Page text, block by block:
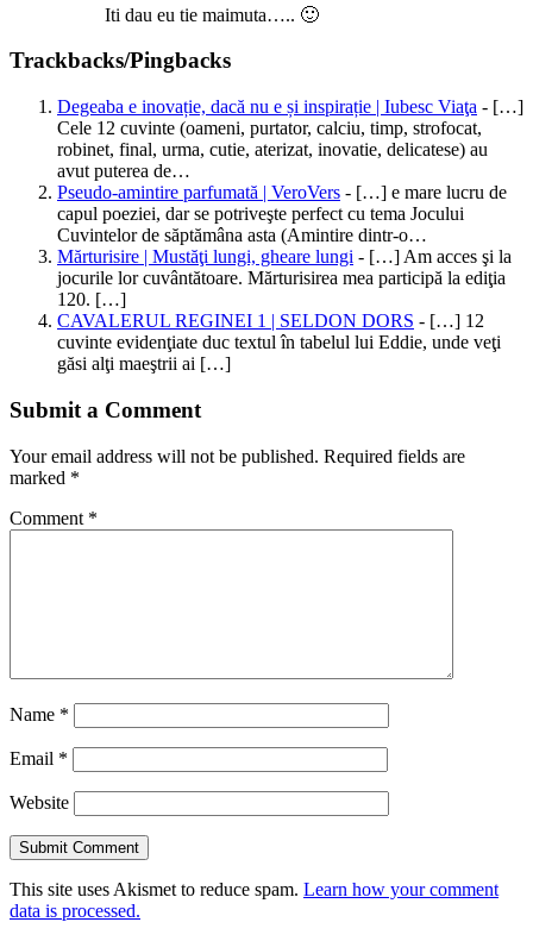
Iti dau eu tie maimuta….. 🙂
Trackbacks/Pingbacks
Degeaba e inovație, dacă nu e și inspirație | Iubesc Viaţa - […]
Cele 12 cuvinte (oameni, purtator, calciu, timp, strofocat,
robinet, final, urma, cutie, aterizat, inovatie, delicatese) au
avut puterea de…
Pseudo-amintire parfumată | VeroVers - […] e mare lucru de
capul poeziei, dar se potriveşte perfect cu tema Jocului
Cuvintelor de săptămâna asta (Amintire dintr-o…
Mărturisire | Mustăţi lungi, gheare lungi - […] Am acces şi la
jocurile lor cuvântătoare. Mărturisirea mea participă la ediţia
120. […]
CAVALERUL REGINEI 1 | SELDON DORS - […] 12
cuvinte evidenţiate duc textul în tabelul lui Eddie, unde veţi
găsi alţi maeştrii ai […]
Submit a Comment
Your email address will not be published. Required fields are
marked *
Comment *
Name *
Email *
Website
This site uses Akismet to reduce spam. Learn how your comment
data is processed.